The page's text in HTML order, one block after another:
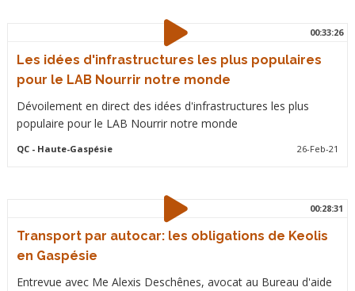
00:33:26
Les idées d'infrastructures les plus populaires
pour le LAB Nourrir notre monde
Dévoilement en direct des idées d'infrastructures les plus
populaire pour le LAB Nourrir notre monde
QC- Haute-Gaspésie 26-Feb-21
00:28:31
Transport par autocar: les obligations de Keolis
en Gaspésie
Entrevue avec Me Alexis Deschênes, avocat au Bureau d'aide